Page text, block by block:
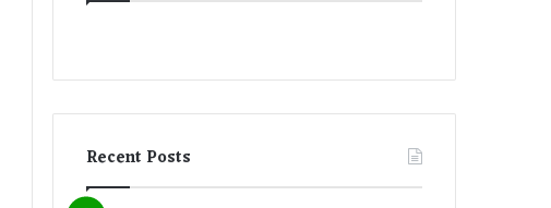
Recent Posts